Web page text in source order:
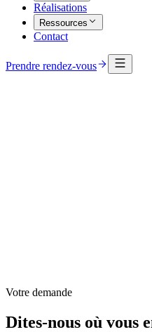
Réalisations
Ressources
Contact
Prendre rendez-vous
Votre demande
Dites-nous où vous